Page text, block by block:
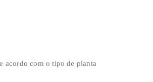
acordo com o tipo de planta